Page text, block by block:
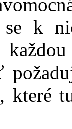
se k
které